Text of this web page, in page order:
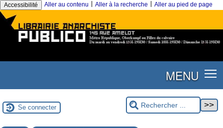
Accessibilité Aller au contenu Aller à la recherche Aller au pied de page
MENU
Se connecter